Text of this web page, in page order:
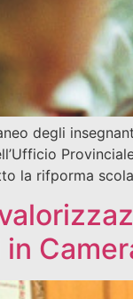
degli
la rifporma